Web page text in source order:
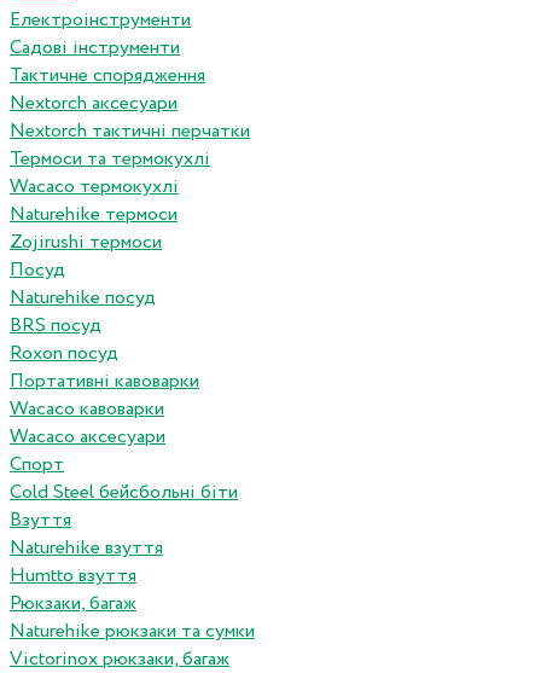
Електроінструменти
Садові інструменти
Тактичне спорядження
Nextorch аксесуари
Nextorch тактичні перчатки
Термоси та термокухлі
Wacaco термокухлі
Naturehike термоси
Zojirushi термоси
Посуд
Naturehike посуд
BRS посуд
Roxon посуд
Портативні кавоварки
Wacaco кавоварки
Wacaco аксесуари
Спорт
Cold Steel бейсбольні біти
Взуття
Naturehike взуття
Humtto взуття
Рюкзаки, багаж
Naturehike рюкзаки та сумки
Victorinox рюкзаки, багаж